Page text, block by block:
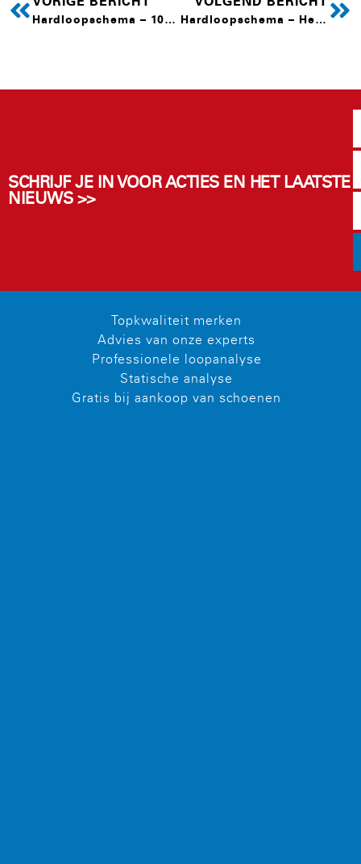
Hardloopschema – 10-15KM Hardloopschema – Hele marathon
SCHRIJF JE IN VOOR ACTIES EN HET LAATSTE
NIEUWS >>
Topkwaliteit merken
Advies van onze experts
Professionele loopanalyse
Statische analyse
Gratis bij aankoop van schoenen